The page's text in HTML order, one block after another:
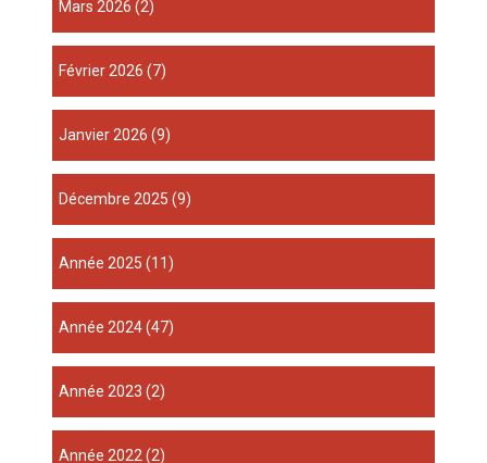
mars 2026 (2)
février 2026 (7)
janvier 2026 (9)
décembre 2025 (9)
année 2025 (11)
année 2024(47)
année 2023 (2)
année 2022 (2)